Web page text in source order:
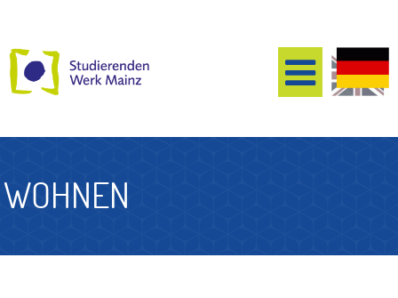
WOHNEN